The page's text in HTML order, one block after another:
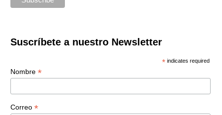
Suscríbete a nuestro Newsletter
* indicates required
Nombre *
Correo *